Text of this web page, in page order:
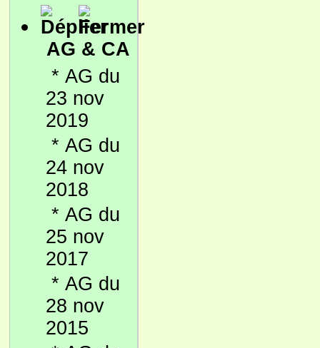
AG & CA
* AG du
23 nov
2019
* AG du
24 nov
2018
* AG du
25 nov
2017
* AG du
28 nov
2015